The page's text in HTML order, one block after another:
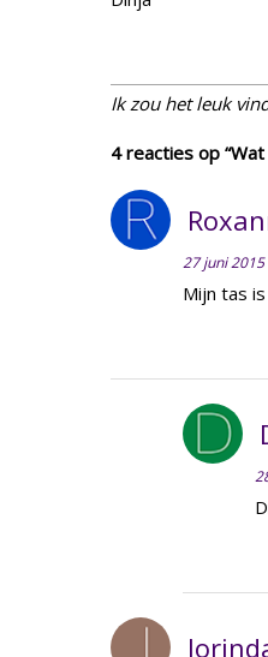
Ik zou het leuk
4 reacties op
27 juni
Mijn tas